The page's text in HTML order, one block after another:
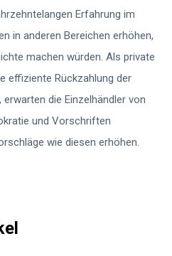
Erfahrung im
in anderen Bereichen erhöhen,
machen würden. Als private
effiziente Rückzahlung der
die Einzelhändler von
und Vorschriften
wie diesen erhöhen.